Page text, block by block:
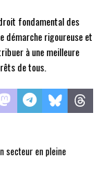
fondamental des
démarche rigoureuse et
à une meilleure
de tous.
secteur en pleine